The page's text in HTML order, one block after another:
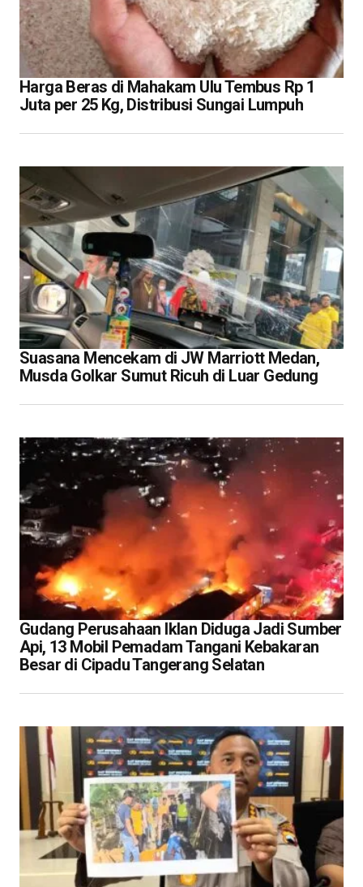
Harga Beras di Mahakam Ulu Tembus Rp 1
Juta per 25 Kg, Distribusi Sungai Lumpuh
Suasana Mencekam di JW Marriott Medan,
Musda Golkar Sumut Ricuh di Luar Gedung
Gudang Perusahaan Iklan Diduga Jadi Sumber
Api, 13 Mobil Pemadam Tangani Kebakaran
Besar di Cipadu Tangerang Selatan